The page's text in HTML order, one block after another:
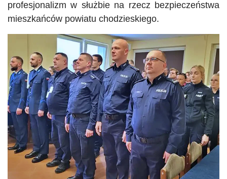
profesjonalizm w służbie na rzecz bezpieczeństwa
mieszkańców powiatu chodzieskiego.